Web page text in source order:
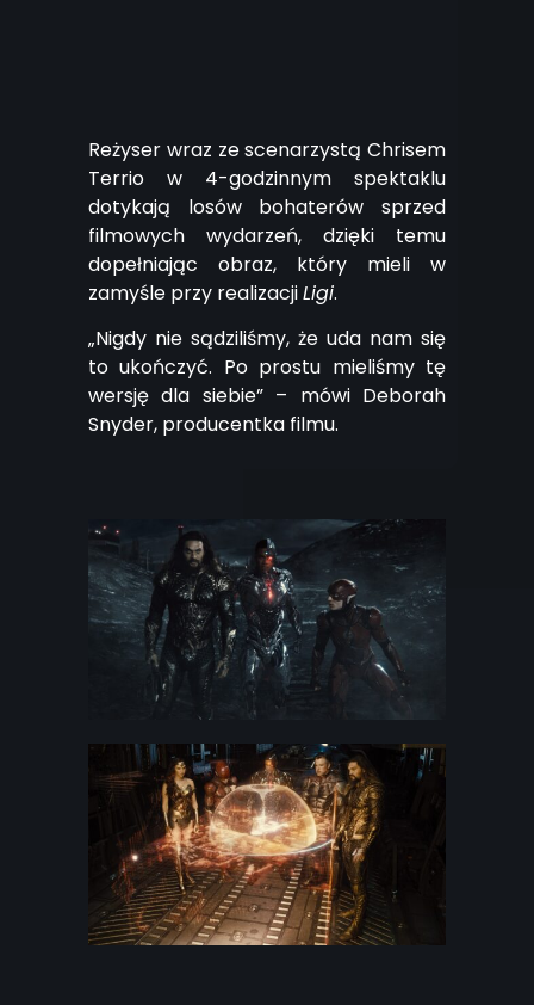
Reżyser wraz ze scenarzystą Chrisem
Terrio w 4-godzinnym spektaklu
dotykają losów bohaterów sprzed
filmowych wydarzeń, dzięki temu
dopełniając obraz, który mieli w
zamyśle przy realizacjiLigi.
„Nigdy nie sądziliśmy, że uda nam się
to ukończyć. Po prostu mieliśmy tę
wersję dla siebie” – mówi Deborah
Snyder, producentka filmu.